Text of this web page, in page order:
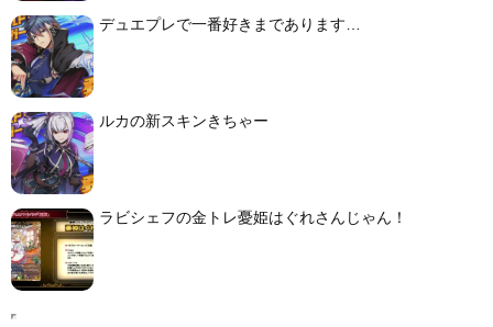
デュエプレで一番好きまであります…
ルカの新スキンきちゃー
ラビシェフの金トレ憂姫はぐれさんじゃん！